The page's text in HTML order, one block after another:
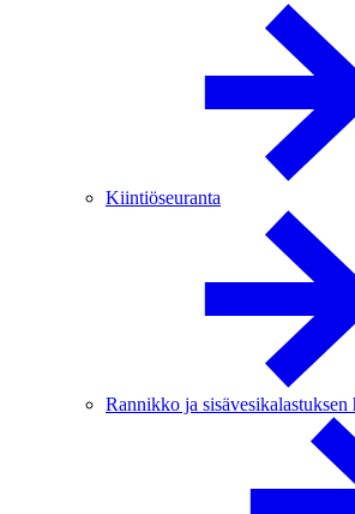
Kiintiöseuranta
Rannikko ja